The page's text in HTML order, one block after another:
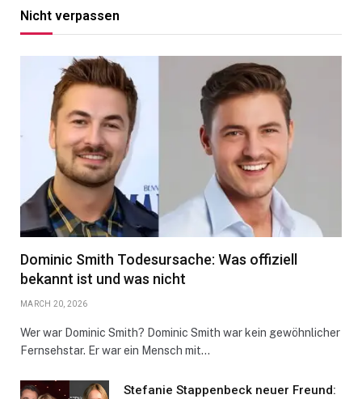
Nicht verpassen
Dominic Smith Todesursache: Was offiziell
bekannt ist und was nicht
MARCH 20, 2026
Wer war Dominic Smith? Dominic Smith war kein gewöhnlicher
Fernsehstar. Er war ein Mensch mit…
Stefanie Stappenbeck neuer Freund: